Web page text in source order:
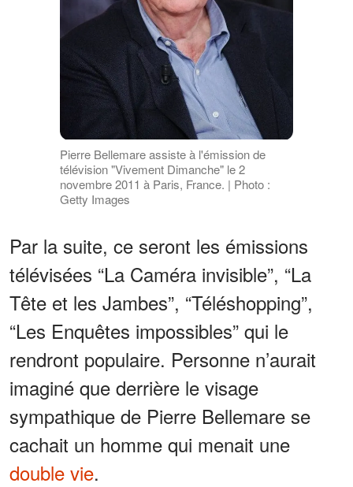
Pierre Bellemare assiste à l'émission de
télévision "Vivement Dimanche" le 2
novembre 2011 à Paris, France. | Photo :
Getty Images
Par la suite, ce seront les émissions
télévisées “La Caméra invisible”, “La
Tête et les Jambes”, “Téléshopping”,
“Les Enquêtes impossibles” qui le
rendront populaire. Personne n’aurait
imaginé que derrière le visage
sympathique de Pierre Bellemare se
cachait un homme qui menait une
double vie.